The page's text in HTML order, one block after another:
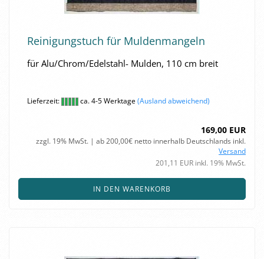
Rei­ni­gungs­tuch für Mul­den­man­geln
für Alu/Chrom/Edelstahl-​ Mul­den, 110 cm breit
Lieferzeit: ca. 4-5 Werktage(Ausland abweichend)
169,00 EUR
zzgl. 19% MwSt. | ab 200,00€ netto innerhalb Deutschlands inkl.
Versand
201,11 EUR inkl. 19% MwSt.
IN DEN WARENKORB